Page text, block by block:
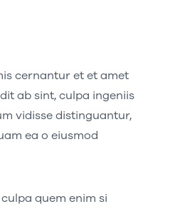
cernantur et et amet
ab sint, culpa ingeniis
vidisse distinguantur,
ea o eiusmod
quem enim si